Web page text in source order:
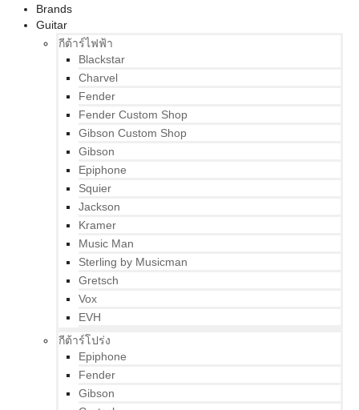
Brands
Guitar
กีต้าร์ไฟฟ้า
Blackstar
Charvel
Fender
Fender Custom Shop
Gibson Custom Shop
Gibson
Epiphone
Squier
Jackson
Kramer
Music Man
Sterling by Musicman
Gretsch
Vox
EVH
กีต้าร์โปร่ง
Epiphone
Fender
Gibson